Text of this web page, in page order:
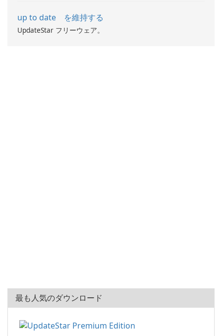
up to date を維持する
UpdateStar フリーウェア。
最も人気のダウンロード